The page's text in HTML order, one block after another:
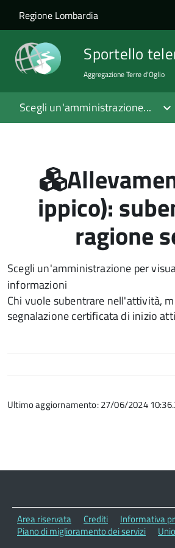
Salta al contenuto principale
Skip to site navigation
Regione Lombardia
Sportello
Aggregazione Terre d'Oglio
Scegli un'amministrazione...
ippico):
ragione
Scegli un'amministrazione per
informazioni
Chi vuole subentrare nell'attività,
segnalazione certificata di inizio
Ultimo aggiornamento: 27/06/2024
Area riservata Crediti Informativa
Piano di miglioramento dei servizi